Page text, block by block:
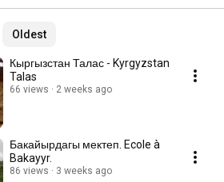
Oldest
Кыргызстан Талас - Kyrgyzstan
Talas
66 views 2 weeks ago
Бакайырдагы мектеп. Ecole à
Bakayyr.
86 views 3 weeks ago